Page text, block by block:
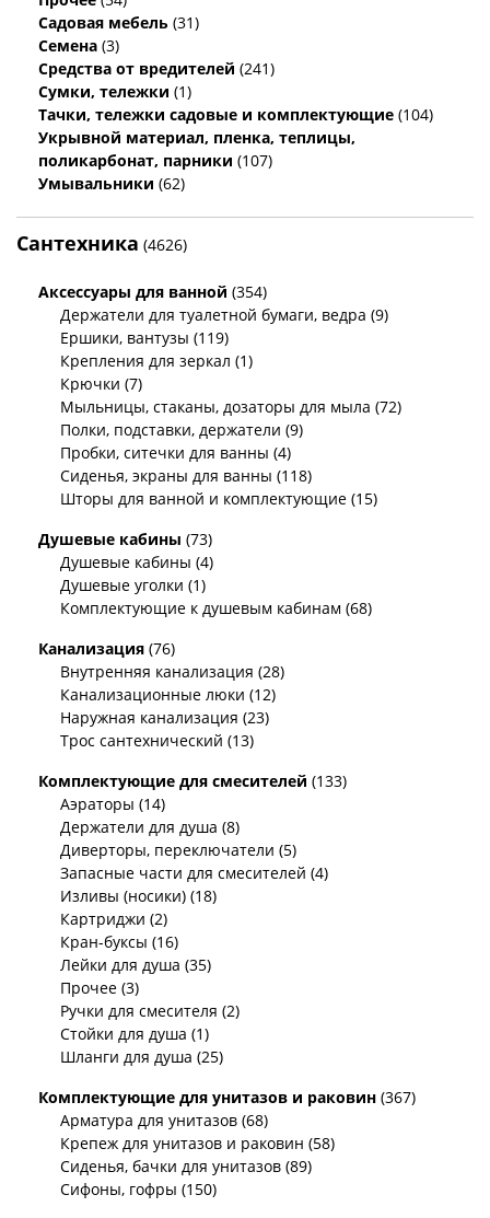
Садовая мебель (31)
Семена (3)
Средства от вредителей (241)
Сумки, тележки (1)
Тачки, тележки садовые и комплектующие (104)
Укрывной материал, пленка, теплицы,
поликарбонат, парники (107)
Умывальники (62)
Сантехника (4626)
Аксессуары для ванной (354)
Держатели для туалетной бумаги, ведра (9)
Ершики, вантузы (119)
Крепления для зеркал (1)
Крючки (7)
Мыльницы, стаканы, дозаторы для мыла (72)
Полки, подставки, держатели (9)
Пробки, ситечки для ванны (4)
Сиденья, экраны для ванны (118)
Шторы для ванной и комплектующие (15)
Душевые кабины (73)
Душевые кабины (4)
Душевые уголки (1)
Комплектующие к душевым кабинам (68)
Канализация (76)
Внутренняя канализация (28)
Канализационные люки (12)
Наружная канализация (23)
Трос сантехнический (13)
Комплектующие для смесителей (133)
Аэраторы (14)
Держатели для душа (8)
Диверторы, переключатели (5)
Запасные части для смесителей (4)
Изливы (носики) (18)
Картриджи (2)
Кран-буксы (16)
Лейки для душа (35)
Прочее (3)
Ручки для смесителя (2)
Стойки для душа (1)
Шланги для душа (25)
Комплектующие для унитазов и раковин (367)
Арматура для унитазов (68)
Крепеж для унитазов и раковин (58)
Сиденья, бачки для унитазов (89)
Сифоны, гофры (150)